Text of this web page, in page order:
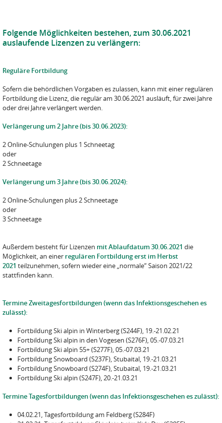
Folgende Möglichkeiten bestehen, zum 30.06.2021
auslaufende Lizenzen zu verlängern:
Reguläre Fortbildung
Sofern die behördlichen Vorgaben es zulassen, kann mit einer regulären
Fortbildung die Lizenz, die regulär am 30.06.2021 ausläuft, für zwei Jahre
oder drei Jahre verlängert werden.
Verlängerung um 2 Jahre (bis 30.06.2023):
2 Online-Schulungen plus 1 Schneetag
oder
2 Schneetage
Verlängerung um 3 Jahre (bis 30.06.2024):
2 Online-Schulungen plus 2 Schneetage
oder
3 Schneetage
Außerdem besteht für Lizenzen mit Ablaufdatum 30.06.2021 die
Möglichkeit, an einer regulären Fortbildung erst im Herbst
2021 teilzunehmen, sofern wieder eine „normale“ Saison 2021/22
stattfinden kann.
Termine Zweitagesfortbildungen (wenn das Infektionsgeschehen es
zulässt):
Fortbildung Ski alpin in Winterberg (S244F), 19.-21.02.21
Fortbildung Ski alpin in den Vogesen (S276F), 05.-07.03.21
Fortbildung Ski alpin 55+ (S277F), 05.-07.03.21
Fortbildung Snowboard (S237F), Stubaital, 19.-21.03.21
Fortbildung Snowboard (S274F), Stubaital, 19.-21.03.21
Fortbildung Ski alpin (S247F), 20.-21.03.21
Termine Tagesfortbildungen (wenn das Infektionsgeschehen es zulässt):
04.02.21, Tagesfortbildung am Feldberg (S284F)